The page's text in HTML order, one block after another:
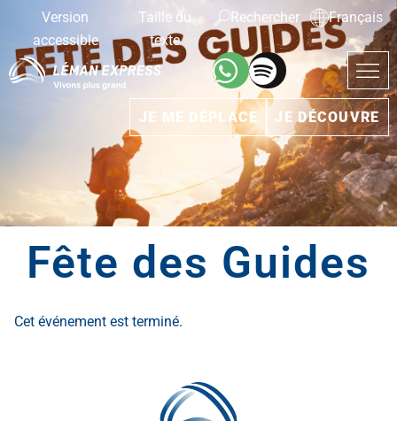
Version
accessible
Taille du
texte
Rechercher Français
JE ME DÉPLACE JE DÉCOUVRE
Fête des Guides
Cet événement est terminé.